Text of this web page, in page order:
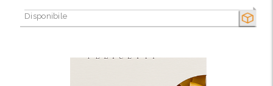
SECCO
Disponibile